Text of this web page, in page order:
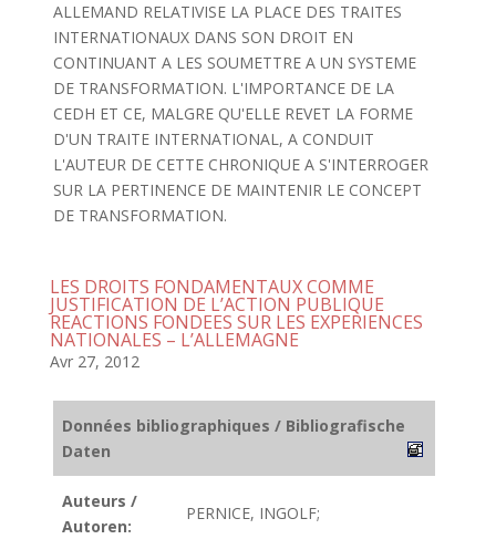
ALLEMAND RELATIVISE LA PLACE DES TRAITES
INTERNATIONAUX DANS SON DROIT EN
CONTINUANT A LES SOUMETTRE A UN SYSTEME
DE TRANSFORMATION. L'IMPORTANCE DE LA
CEDH ET CE, MALGRE QU'ELLE REVET LA FORME
D'UN TRAITE INTERNATIONAL, A CONDUIT
L'AUTEUR DE CETTE CHRONIQUE A S'INTERROGER
SUR LA PERTINENCE DE MAINTENIR LE CONCEPT
DE TRANSFORMATION.
LES DROITS FONDAMENTAUX COMME
JUSTIFICATION DE L’ACTION PUBLIQUE
REACTIONS FONDEES SUR LES EXPERIENCES
NATIONALES – L’ALLEMAGNE
Avr 27, 2012
Données bibliographiques / Bibliografische
Daten
Auteurs /
Autoren:
PERNICE, INGOLF;